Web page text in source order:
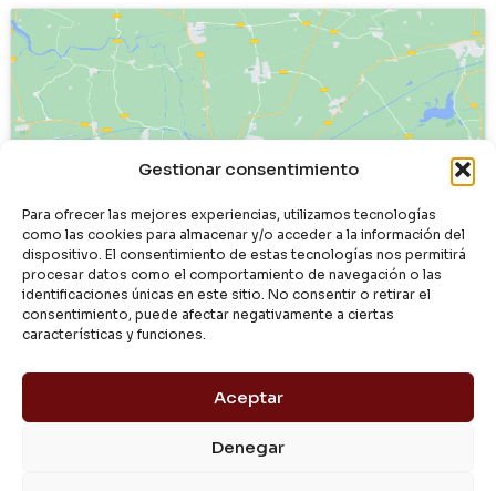
Gestionar consentimiento
Para ofrecer las mejores experiencias, utilizamos tecnologías
como las cookies para almacenar y/o acceder a la información del
dispositivo. El consentimiento de estas tecnologías nos permitirá
procesar datos como el comportamiento de navegación o las
identificaciones únicas en este sitio. No consentir o retirar el
consentimiento, puede afectar negativamente a ciertas
características y funciones.
Aceptar
Denegar
Haz clic para aceptar cookies de